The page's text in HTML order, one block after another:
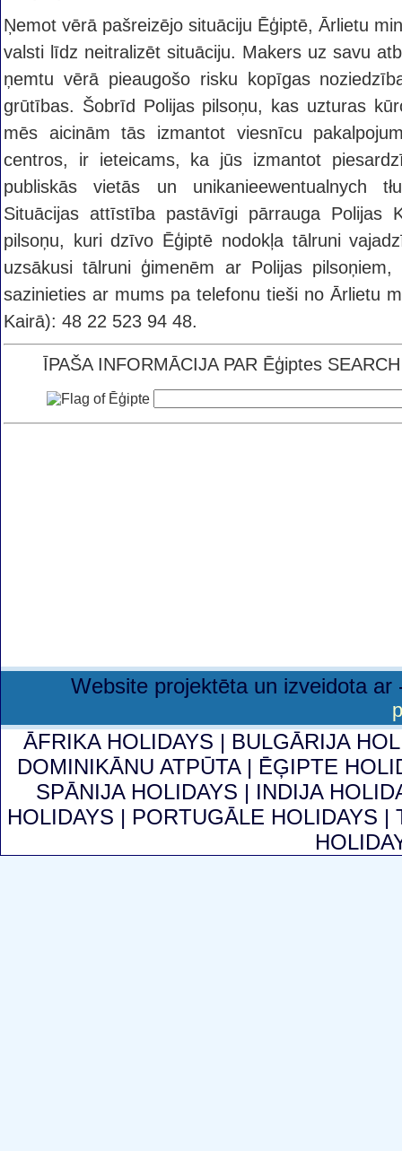
Ņemot vērā pašreizējo situāciju Ēģiptē, Ārlietu
valsti līdz neitralizēt situāciju. Makers uz savu
ņemtu vērā pieaugošo risku kopīgas
grūtības. Šobrīd Polijas pilsoņu, kas uzturas
mēs aicinām tās izmantot viesnīcu
centros, ir ieteicams, ka jūs izmantot
publiskās vietās un unikanieewentualnych
Situācijas attīstība pastāvīgi pārrauga Polijas
pilsoņu, kuri dzīvo Ēģiptē nodokļa tālruni
uzsākusi tālruni ģimenēm ar Polijas
sazinieties ar mums pa telefonu tieši no Ārlietu
Kairā): 48 22 523 94 48.
ĪPAŠA INFORMĀCIJA PAR Ēģiptes
Website projektēta un izveidota
ĀFRIKA HOLIDAYS | BULGĀRIJA
DOMINIKĀNU ATPŪTA | ĒĢIPTE
SPĀNIJA HOLIDAYS | INDIJA
HOLIDAYS | PORTUGĀLE HOLIDAYS |